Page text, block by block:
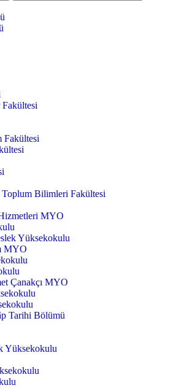
Fakültesi
Toplum Bilimleri Fakültesi
MYO
Yüksekokulu
MYO
Çanakçı MYO
Tarihi Bölümü
Yüksekokulu